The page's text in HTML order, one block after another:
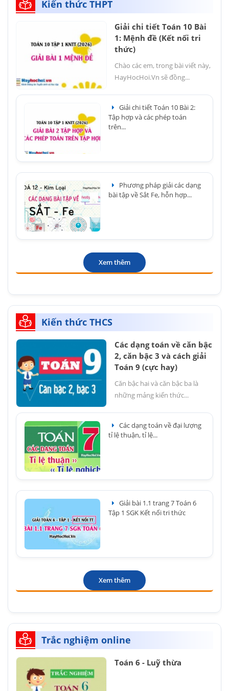
Kiến thức THPT
Giải chi tiết Toán 10 Bài
1: Mệnh đề (Kết nối tri
thức)
Chào các em, trong bài viết này,
HayHocHoi.Vn sẽ đồng...
Giải chi tiết Toán 10 Bài 2:
Tập hợp và các phép toán
trên...
Phương pháp giải các dạng
bài tập về Sắt Fe, hỗn hợp...
Xem thêm
Kiến thức THCS
Các dạng toán về căn bậc
2, căn bậc 3 và cách giải
Toán 9 (cực hay)
Căn bậc hai và căn bậc ba là
những mảng kiến thức...
Các dạng toán về đại lượng
tỉ lệ thuận, tỉ lệ...
Giải bài 1.1 trang 7 Toán 6
Tập 1 SGK Kết nối tri thức
Xem thêm
Trắc nghiệm online
Toán 6 - Luỹ thừa